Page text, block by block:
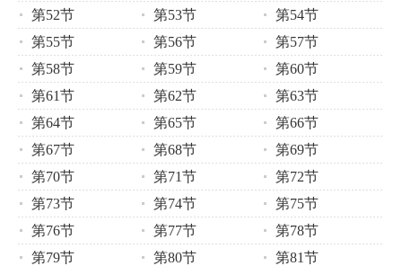
第52节
第53节
第54节
第55节
第56节
第57节
第58节
第59节
第60节
第61节
第62节
第63节
第64节
第65节
第66节
第67节
第68节
第69节
第70节
第71节
第72节
第73节
第74节
第75节
第76节
第77节
第78节
第79节
第80节
第81节